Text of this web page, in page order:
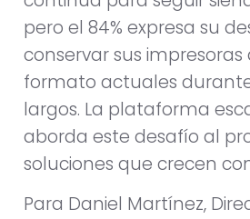
pero el 84% expresa su
conservar sus impresoras
formato actuales
largos. La plataforma
aborda este desafío al
soluciones que crecen
Para Daniel Martínez,